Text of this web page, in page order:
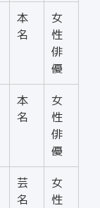
本
名
女
性
俳
優
本
名
女
性
俳
優
芸
名
女
性